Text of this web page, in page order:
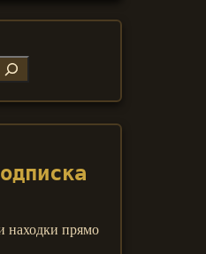
находки прямо